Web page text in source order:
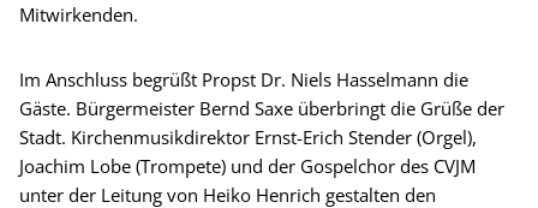
Mitwirkenden.
Im Anschluss begrüßt Propst Dr. Niels Hasselmann die
Gäste. Bürgermeister Bernd Saxe überbringt die Grüße der
Stadt. Kirchenmusikdirektor Ernst-Erich Stender (Orgel),
Joachim Lobe (Trompete) und der Gospelchor des CVJM
unter der Leitung von Heiko Henrich gestalten den